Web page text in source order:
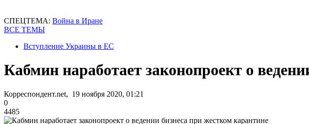
СПЕЦТЕМА: Война в Иране
ВСЕ ТЕМЫ
Вступление Украины в ЕС
Кабмин наработает законопроект о
Корреспондент.net, 19 ноября 2020, 01:21
0
4485